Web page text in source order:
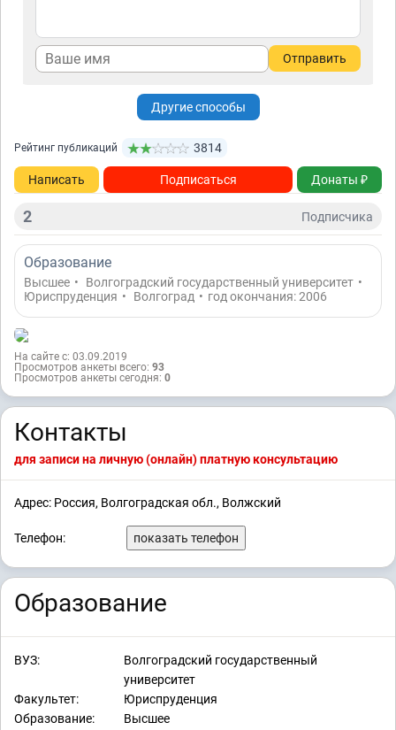
Отправить
Другие способы
Рейтинг публикаций 3814
Написать Подписаться Донаты ₽
2 Подписчикa
Образование
Высшее • Волгоградский государственный университет •
Юриспруденция • Волгоград • год окончания: 2006
На сайте с: 03.09.2019
Просмотров анкеты всего: 93
Просмотров анкеты сегодня: 0
Контакты
для записи на личную (онлайн) платную консультацию
Адрес: Россия, Волгоградская обл., Волжский
Телефон: показать телефон
Образование
ВУЗ:
Волгоградский государственный
университет
Факультет:
Юриспруденция
Образование:
Высшее